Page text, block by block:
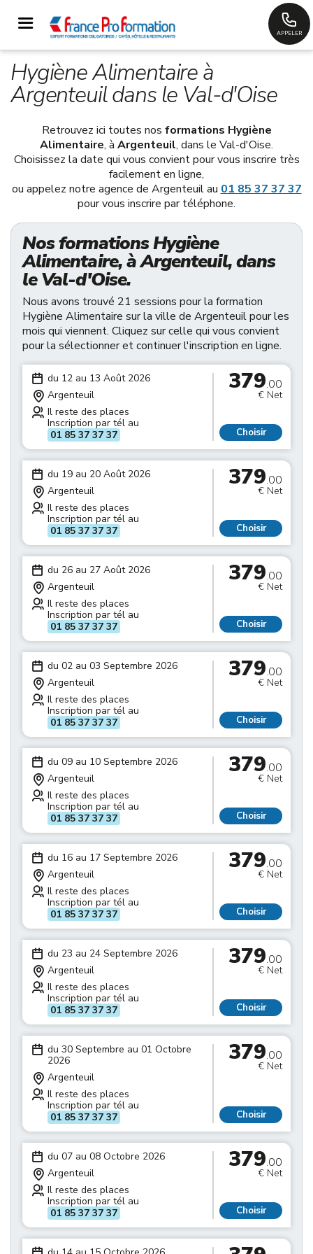
APPELER
Hygiène Alimentaire à
Argenteuil dans le Val-d'Oise
Retrouvez ici toutes nos formations Hygiène
Alimentaire, à Argenteuil, dans le Val-d'Oise.
Choisissez la date qui vous convient pour vous inscrire très
facilement en ligne,
ou appelez notre agence de Argenteuil au 01 85 37 37 37
pour vous inscrire par téléphone.
Nos formations Hygiène
Alimentaire, à Argenteuil, dans
le Val-d'Oise.
Nous avons trouvé 21 sessions pour la formation
Hygiène Alimentaire sur la ville de Argenteuil pour les
mois qui viennent. Cliquez sur celle qui vous convient
pour la sélectionner et continuer l'inscription en ligne.
du 12 au 13 Août 2026
Argenteuil
Il reste des places
Inscription par tél au
01 85 37 37 37
379.00
€ Net
Choisir
du 19 au 20 Août 2026
Argenteuil
Il reste des places
Inscription par tél au
01 85 37 37 37
379.00
€ Net
Choisir
du 26 au 27 Août 2026
Argenteuil
Il reste des places
Inscription par tél au
01 85 37 37 37
379.00
€ Net
Choisir
du 02 au 03 Septembre 2026
Argenteuil
Il reste des places
Inscription par tél au
01 85 37 37 37
379.00
€ Net
Choisir
du 09 au 10 Septembre 2026
Argenteuil
Il reste des places
Inscription par tél au
01 85 37 37 37
379.00
€ Net
Choisir
du 16 au 17 Septembre 2026
Argenteuil
Il reste des places
Inscription par tél au
01 85 37 37 37
379.00
€ Net
Choisir
du 23 au 24 Septembre 2026
Argenteuil
Il reste des places
Inscription par tél au
01 85 37 37 37
379.00
€ Net
Choisir
du 30 Septembre au 01 Octobre
2026
Argenteuil
Il reste des places
Inscription par tél au
01 85 37 37 37
379.00
€ Net
Choisir
du 07 au 08 Octobre 2026
Argenteuil
Il reste des places
Inscription par tél au
01 85 37 37 37
379.00
€ Net
Choisir